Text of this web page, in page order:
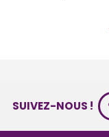
SUIVEZ-NOUS !